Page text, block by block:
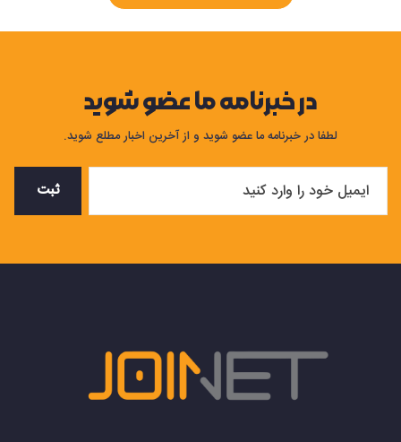
در خبرنامه ما عضو شوید
لطفا در خبرنامه ما عضو شوید و از آخرین اخبار مطلع شوید.
ثبت